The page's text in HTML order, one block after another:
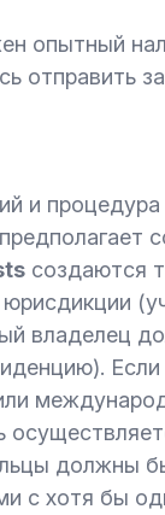
опытный
отправить
и процедура
создаются
владелец
должны
с хотя бы